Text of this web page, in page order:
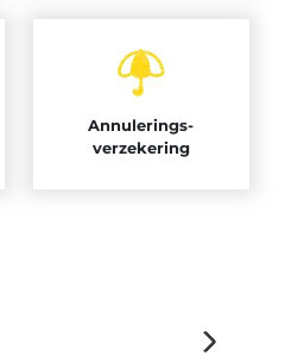
Annulerings-
verzekering